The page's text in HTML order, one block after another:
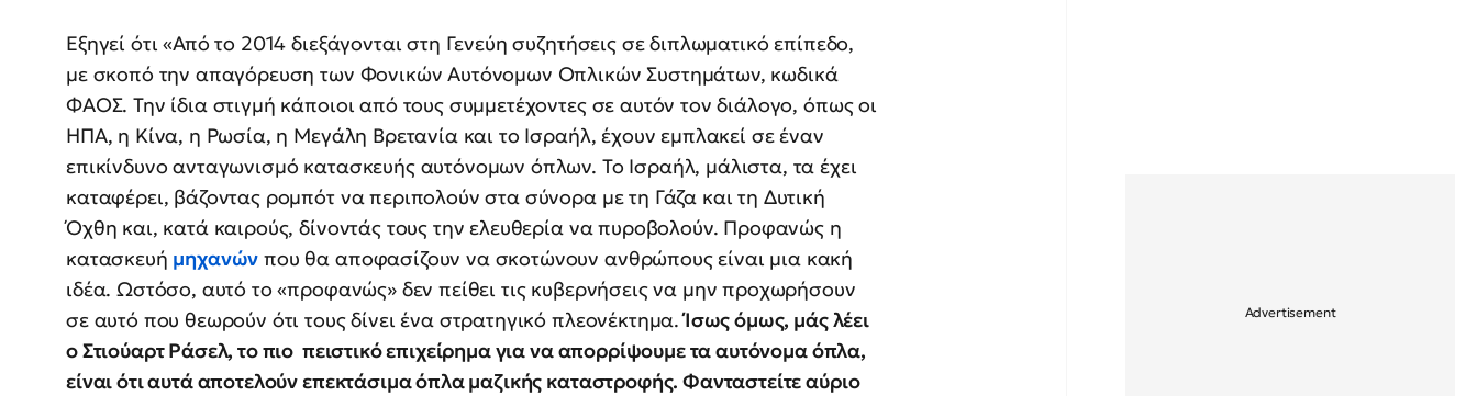
Εξηγεί ότι «Από το 2014 διεξάγονται στη Γενεύη συζητήσεις σε διπλωματικό επίπεδο,
με σκοπό την απαγόρευση των Φονικών Αυτόνομων Οπλικών Συστημάτων, κωδικά
ΦΑΟΣ. Την ίδια στιγμή κάποιοι από τους συμμετέχοντες σε αυτόν τον διάλογο, όπως οι
ΗΠΑ, η Κίνα, η Ρωσία, η Μεγάλη Βρετανία και το Ισραήλ, έχουν εμπλακεί σε έναν
επικίνδυνο ανταγωνισμό κατασκευής αυτόνομων όπλων. Το Ισραήλ, μάλιστα, τα έχει
καταφέρει, βάζοντας ρομπότ να περιπολούν στα σύνορα με τη Γάζα και τη Δυτική
Όχθη και, κατά καιρούς, δίνοντάς τους την ελευθερία να πυροβολούν. Προφανώς η
κατασκευή μηχανών που θα αποφασίζουν να σκοτώνουν ανθρώπους είναι μια κακή
ιδέα. Ωστόσο, αυτό το «προφανώς» δεν πείθει τις κυβερνήσεις να μην προχωρήσουν
σε αυτό που θεωρούν ότι τους δίνει ένα στρατηγικό πλεονέκτημα.Ίσως όμως, μάς λέει
ο Στιούαρτ Ράσελ, το πιο πειστικό επιχείρημα για να απορρίψουμε τα αυτόνομα όπλα,
είναι ότι αυτά αποτελούν επεκτάσιμα όπλα μαζικής καταστροφής. Φανταστείτε αύριο